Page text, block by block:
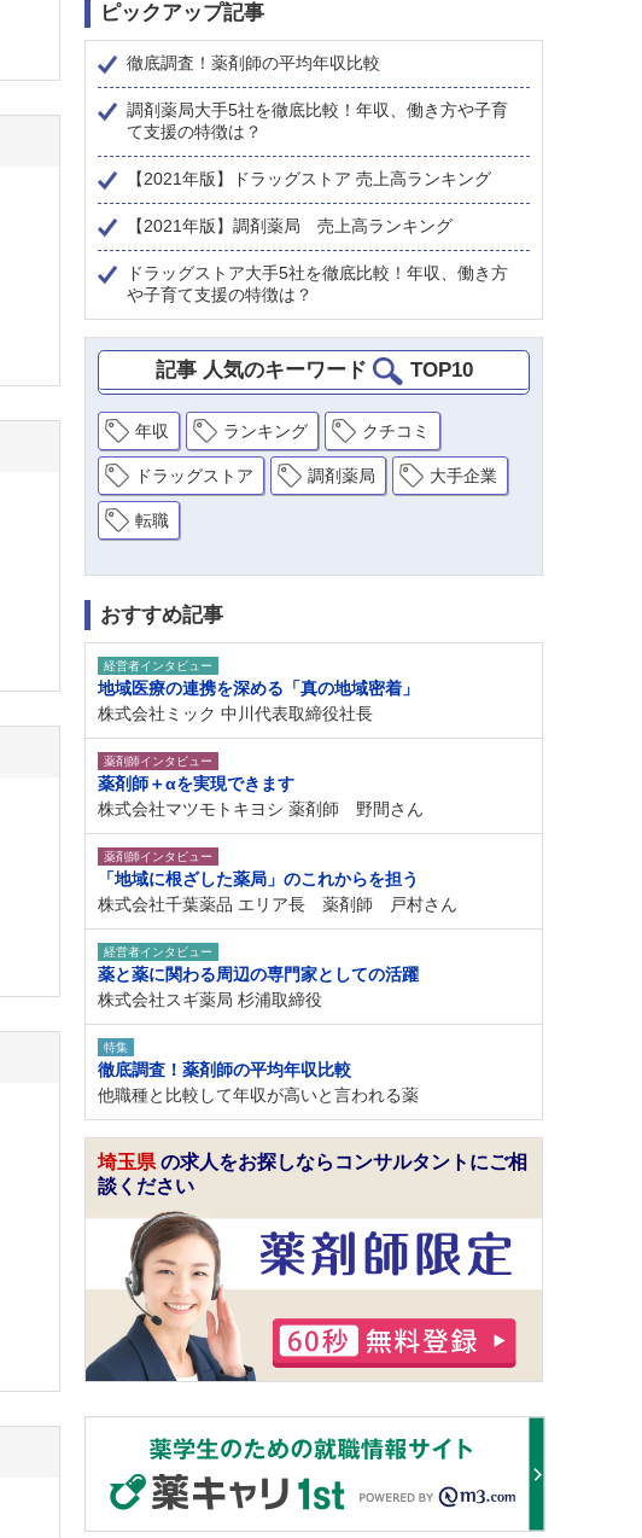
ピックアップ記事
徹底調査！薬剤師の平均年収比較
調剤薬局大手5社を徹底比較！年収、働き方や子育
て支援の特徴は？
【2021年版】ドラッグストア 売上高ランキング
【2021年版】調剤薬局 売上高ランキング
ドラッグストア大手5社を徹底比較！年収、働き方
や子育て支援の特徴は？
記事 人気のキーワード TOP10
年収 ランキング クチコミ
ドラッグストア 調剤薬局 大手企業
転職
おすすめ記事
経営者インタビュー
地域医療の連携を深める「真の地域密着」
株式会社ミック 中川代表取締役社長
薬剤師インタビュー
薬剤師＋αを実現できます
株式会社マツモトキヨシ 薬剤師 野間さん
薬剤師インタビュー
「地域に根ざした薬局」のこれからを担う
株式会社千葉薬品 エリア長 薬剤師 戸村さん
経営者インタビュー
薬と薬に関わる周辺の専門家としての活躍
株式会社スギ薬局 杉浦取締役
特集
徹底調査！薬剤師の平均年収比較
他職種と比較して年収が高いと言われる薬
埼玉県 の求人をお探しならコンサルタントにご相
談ください